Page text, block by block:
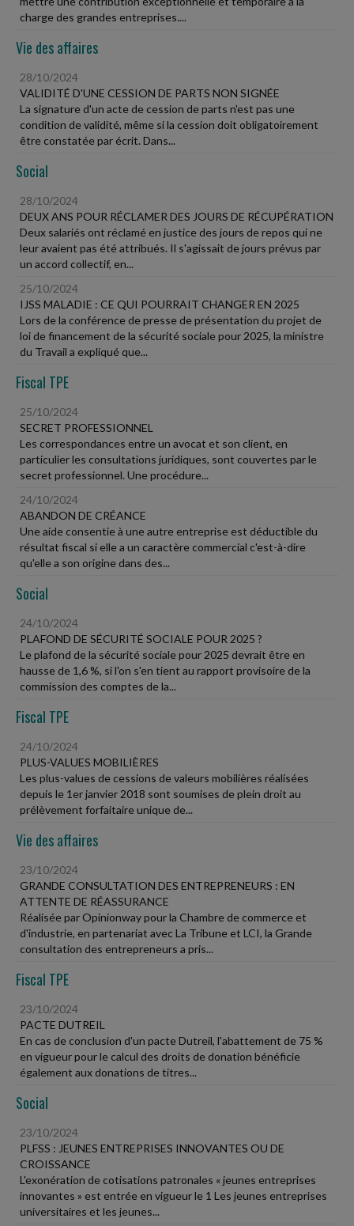
charge des grandes entreprises....
Vie des affaires
28/10/2024
VALIDITÉ D'UNE CESSION DE PARTS NON SIGNÉE
La signature d'un acte de cession de parts n'est pas une
condition de validité, même si la cession doit obligatoirement
être constatée par écrit. Dans...
Social
28/10/2024
DEUX ANS POUR RÉCLAMER DES JOURS DE RÉCUPÉRATION
Deux salariés ont réclamé en justice des jours de repos qui ne
leur avaient pas été attribués. Il s'agissait de jours prévus par
un accord collectif, en...
25/10/2024
IJSS MALADIE : CE QUI POURRAIT CHANGER EN 2025
Lors de la conférence de presse de présentation du projet de
loi de financement de la sécurité sociale pour 2025, la ministre
du Travail a expliqué que...
Fiscal TPE
25/10/2024
SECRET PROFESSIONNEL
Les correspondances entre un avocat et son client, en
particulier les consultations juridiques, sont couvertes par le
secret professionnel. Une procédure...
24/10/2024
ABANDON DE CRÉANCE
Une aide consentie à une autre entreprise est déductible du
résultat fiscal si elle a un caractère commercial c'est-à-dire
qu'elle a son origine dans des...
Social
24/10/2024
PLAFOND DE SÉCURITÉ SOCIALE POUR 2025 ?
Le plafond de la sécurité sociale pour 2025 devrait être en
hausse de 1,6 %, si l'on s'en tient au rapport provisoire de la
commission des comptes de la...
Fiscal TPE
24/10/2024
PLUS-VALUES MOBILIÈRES
Les plus-values de cessions de valeurs mobilières réalisées
depuis le 1er janvier 2018 sont soumises de plein droit au
prélèvement forfaitaire unique de...
Vie des affaires
23/10/2024
GRANDE CONSULTATION DES ENTREPRENEURS : EN
ATTENTE DE RÉASSURANCE
Réalisée par Opinionway pour la Chambre de commerce et
d'industrie, en partenariat avec La Tribune et LCI, la Grande
consultation des entrepreneurs a pris...
Fiscal TPE
23/10/2024
PACTE DUTREIL
En cas de conclusion d'un pacte Dutreil, l'abattement de 75 %
en vigueur pour le calcul des droits de donation bénéficie
également aux donations de titres...
Social
23/10/2024
PLFSS : JEUNES ENTREPRISES INNOVANTES OU DE
CROISSANCE
L'exonération de cotisations patronales « jeunes entreprises
innovantes » est entrée en vigueur le 1 Les jeunes entreprises
universitaires et les jeunes...